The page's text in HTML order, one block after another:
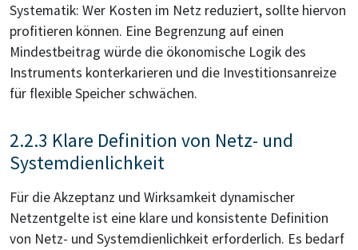
Systematik: Wer Kosten im Netz reduziert, sollte hiervon
profitieren können. Eine Begrenzung auf einen
Mindestbeitrag würde die ökonomische Logik des
Instruments konterkarieren und die Investitionsanreize
für flexible Speicher schwächen.
2.2.3 Klare Definition von Netz- und
Systemdienlichkeit
Für die Akzeptanz und Wirksamkeit dynamischer
Netzentgelte ist eine klare und konsistente Definition
von Netz- und Systemdienlichkeit erforderlich. Es bedarf